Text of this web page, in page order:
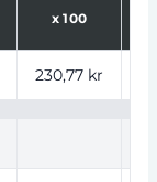
x100
230,77 kr